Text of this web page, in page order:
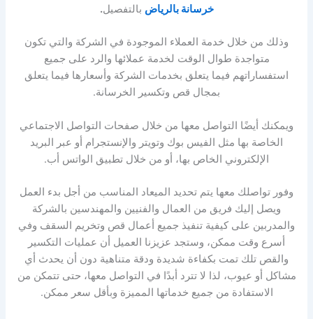
خرسانة بالرياض بالتفصيل.
وذلك من خلال خدمة العملاء الموجودة في الشركة والتي تكون
متواجدة طوال الوقت لخدمة عملائها والرد على جميع
استفساراتهم فيما يتعلق بخدمات الشركة وأسعارها فيما يتعلق
بمجال قص وتكسير الخرسانة.
ويمكنك أيضًا التواصل معها من خلال صفحات التواصل الاجتماعي
الخاصة بها مثل الفيس بوك وتويتر والإنستجرام أو عبر البريد
الإلكتروني الخاص بها، أو من خلال تطبيق الواتس أب.
وفور تواصلك معها يتم تحديد الميعاد المناسب من أجل بدء العمل
ويصل إليك فريق من العمال والفنيين والمهندسين بالشركة
والمدربين على كيفية تنفيذ جميع أعمال قص وتخريم السقف وفي
أسرع وقت ممكن، وستجد عزيزنا العميل أن عمليات التكسير
والقص تلك تمت بكفاءة شديدة ودقة متناهية دون أن يحدث أي
مشاكل أو عيوب، لذا لا تترد أبدًا في التواصل معها، حتى تتمكن من
الاستفادة من جميع خدماتها المميزة وبأقل سعر ممكن.